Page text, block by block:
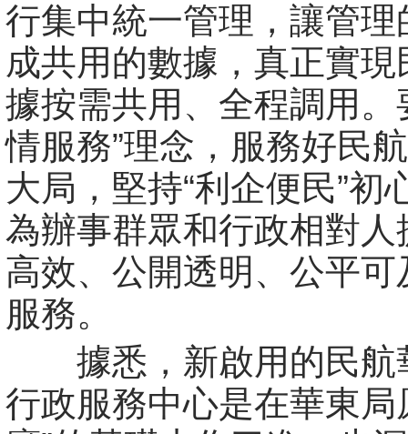
行集中統一管理，讓管理
成共用的數據，真正實現
據按需共用、全程調用。
情服務”理念，服務好民
大局，堅持“利企便民”初
為辦事群眾和行政相對人
高效、公開透明、公平可
服務。
據悉，新啟用的民航
行政服務中心是在華東局